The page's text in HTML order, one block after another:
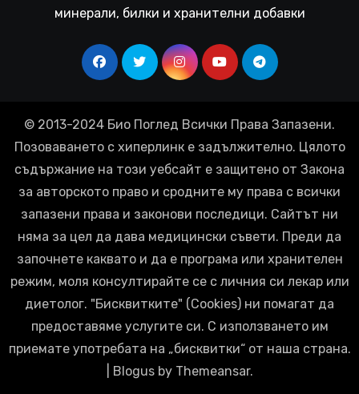
минерали, билки и хранителни добавки
© 2013-2024 Био Поглед Всички Права Запазени.
Позоваването с хиперлинк е задължително. Цялото
съдържание на този уебсайт е защитено от Закона
за авторското право и сродните му права с всички
запазени права и законови последици. Сайтът ни
няма за цел да дава медицински съвети. Преди да
започнете каквато и да е програма или хранителен
режим, моля консултирайте се с личния си лекар или
диетолог. "Бисквитките" (Cookies) ни помагат да
предоставяме услугите си. С използването им
приемате употребата на „бисквитки“ от наша страна.
Blogusby Themeansar.